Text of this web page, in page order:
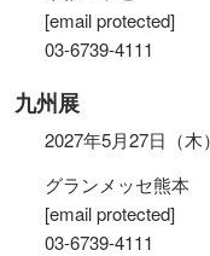
[email protected]
03-6739-4111
九州展
2027年5月27日（木
グランメッセ熊本
[email protected]
03-6739-4111